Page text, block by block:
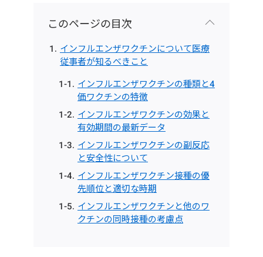
このページの目次
インフルエンザワクチンについて医療
従事者が知るべきこと
インフルエンザワクチンの種類と4
価ワクチンの特徴
インフルエンザワクチンの効果と
有効期間の最新データ
インフルエンザワクチンの副反応
と安全性について
インフルエンザワクチン接種の優
先順位と適切な時期
インフルエンザワクチンと他のワ
クチンの同時接種の考慮点